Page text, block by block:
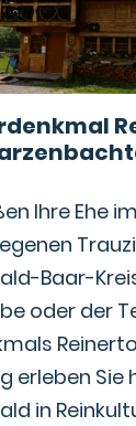
Ihre Ehe im
Baar-
oder der
erleben Sie
in